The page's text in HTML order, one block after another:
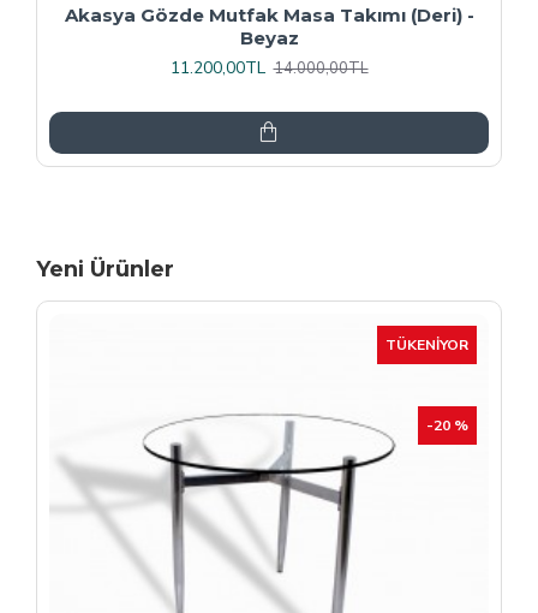
Premıum - Gözde Mutfak Masa Takımı -
Füme
13.600,00TL 17.000,00TL
Yeni Ürünler
-15 %